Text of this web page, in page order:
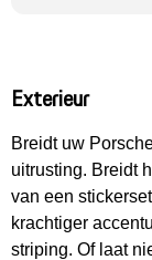
Exterieur
Breidt uw
uitrusting. Breidt
van een
krachtiger
striping. Of laat